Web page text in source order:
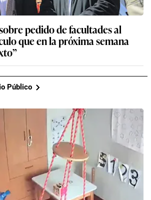
pedido de facultades al
que en la próxima semana
Público